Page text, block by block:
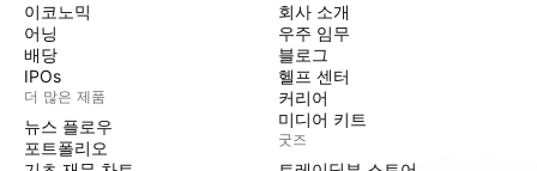
이코노믹
어닝
배당
IPOs
더 많은 제품
뉴스 플로우
포트폴리오
회사 소개
우주 임무
블로그
헬프 센터
커리어
미디어 키트
굿즈